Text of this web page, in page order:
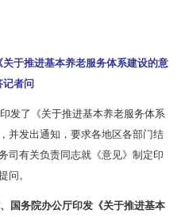
于推进基本养老服务体系建设的意
记者问
发了《关于推进基本养老服务体系
并发出通知，要求各地区各部门结
司有关负责同志就《意见》制定印
。
国务院办公厅印发《关于推进基本